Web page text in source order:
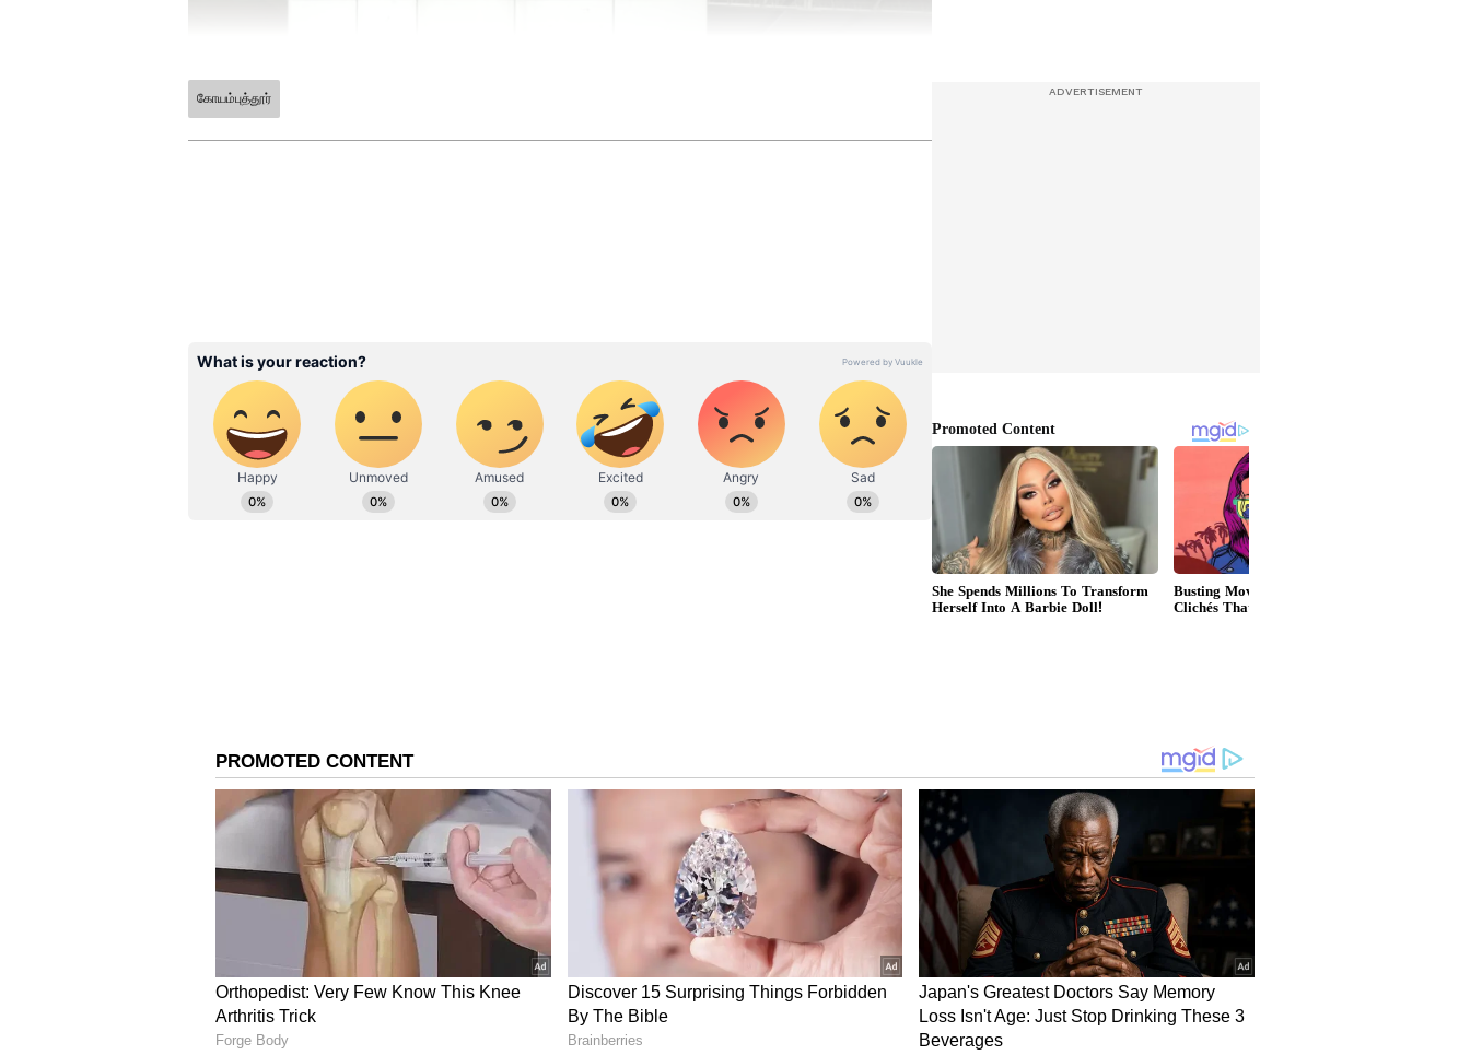
இந்த நிலையில் கடந்த வாரம் மக்கள் நீதி மய்யத்தின் தலைவர் கமல்ஹாசனை
சென்னையில் ஷர்மிளா சந்தித்தார். அப்போது வாடகை கார் வாங்குவதற்காக
மக்கள் நீதி மய்யம் பண உதவி செய்யும் என கமலஹாசன் தெரிவித்தார்.
அதற்கான முதல் கட்ட காசோலையை ஷர்மிளாவிடம் கமல்ஹாசன் வழங்கினார்.
ABOUT THE AUTHOR
Raghupati R
கோயம்புத்தூர்